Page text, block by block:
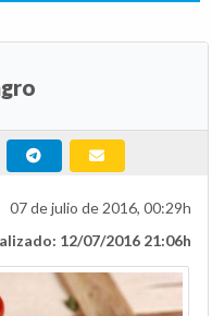
07 de julio de 2016, 00:29h
12/07/2016 21:06h